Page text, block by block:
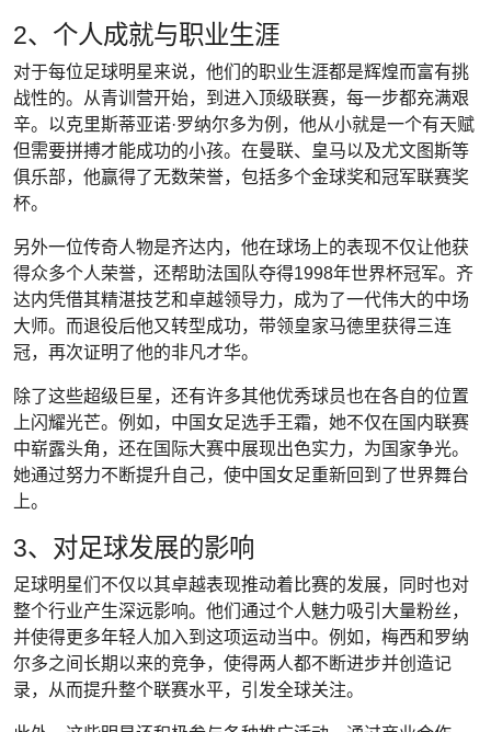
2、个人成就与职业生涯
对于每位足球明星来说，他们的职业生涯都是辉煌而富有挑
战性的。从青训营开始，到进入顶级联赛，每一步都充满艰
辛。以克里斯蒂亚诺·罗纳尔多为例，他从小就是一个有天赋
但需要拼搏才能成功的小孩。在曼联、皇马以及尤文图斯等
俱乐部，他赢得了无数荣誉，包括多个金球奖和冠军联赛奖
杯。
另外一位传奇人物是齐达内，他在球场上的表现不仅让他获
得众多个人荣誉，还帮助法国队夺得1998年世界杯冠军。齐
达内凭借其精湛技艺和卓越领导力，成为了一代伟大的中场
大师。而退役后他又转型成功，带领皇家马德里获得三连
冠，再次证明了他的非凡才华。
除了这些超级巨星，还有许多其他优秀球员也在各自的位置
上闪耀光芒。例如，中国女足选手王霜，她不仅在国内联赛
中崭露头角，还在国际大赛中展现出色实力，为国家争光。
她通过努力不断提升自己，使中国女足重新回到了世界舞台
上。
3、对足球发展的影响
足球明星们不仅以其卓越表现推动着比赛的发展，同时也对
整个行业产生深远影响。他们通过个人魅力吸引大量粉丝，
并使得更多年轻人加入到这项运动当中。例如，梅西和罗纳
尔多之间长期以来的竞争，使得两人都不断进步并创造记
录，从而提升整个联赛水平，引发全球关注。